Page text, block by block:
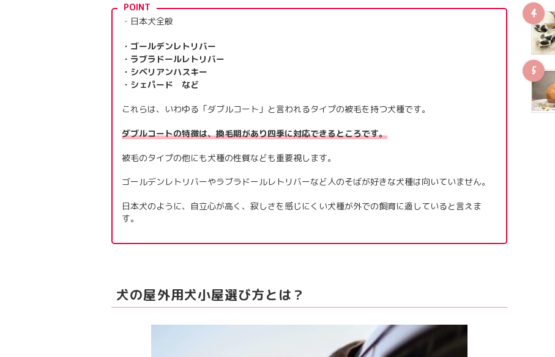
POINT
・日本犬全般
・ゴールデンレトリバー
・ラブラドールレトリバー
・シベリアンハスキー
・シェパード など
これらは、いわゆる「ダブルコート」と言われるタイプの被毛を持つ犬種です。
ダブルコートの特徴は、換毛期があり四季に対応できるところです。
被毛のタイプの他にも犬種の性質なども重要視します。
ゴールデンレトリバーやラブラドールレトリバーなど人のそばが好きな犬種は向いていません。
日本犬のように、自立心が高く、寂しさを感じにくい犬種が外での飼育に適していると言えま
す。
犬の屋外用犬小屋選び方とは？